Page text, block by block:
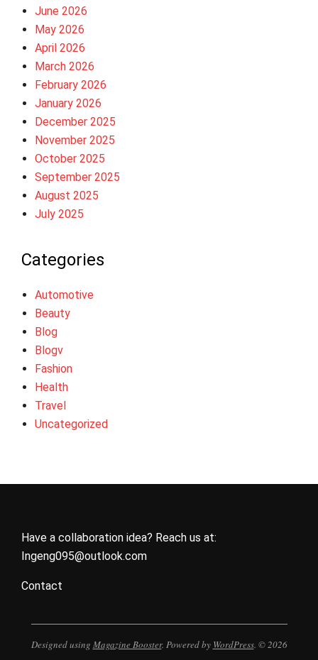
June 2026
May 2026
April 2026
March 2026
February 2026
January 2026
December 2025
November 2025
October 2025
September 2025
August 2025
July 2025
Categories
Automotive
Beauty
Blog
Blogv
Fashion
Health
Travel
Uncategorized
Have a collaboration idea? Reach us at:
Ingeng095@outlook.com
Contact
Designed using Magazine Booster. Powered by WordPress. © 2026